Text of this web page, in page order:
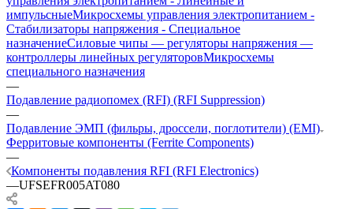
импульсныеМикросхемы управления электропитанием -
Стабилизаторы напряжения - Специальное
назначениеСиловые чипы — регуляторы напряжения —
контроллеры линейных регуляторовМикросхемы
специального назначения
—
Подавление радиопомех (RFI) (RFI Suppression)
—
Подавление ЭМП (фильры, дроссели, поглотители) (EMI)
Ферритовые компоненты (Ferrite Components)
—
Компоненты подавления RFI (RFI Electronics)
—UFSEFR005AT080